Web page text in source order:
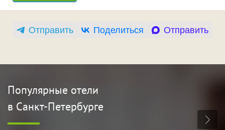
Отправить Поделиться Отправить
Популярные отели
в Санкт-Петербурге